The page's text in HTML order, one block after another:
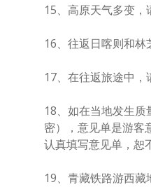
15、高原天气多变，
16、往返日喀则和
17、在往返旅途中，
18、如在当地发生
密），意见单是游客
认真填写意见单，恕
19、青藏铁路游西藏